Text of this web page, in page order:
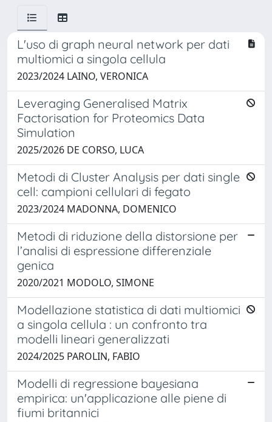
L'uso di graph neural network per dati
multiomici a singola cellula
2023/2024 LAINO, VERONICA
Leveraging Generalised Matrix
Factorisation for Proteomics Data
Simulation
2025/2026 DE CORSO, LUCA
Metodi di Cluster Analysis per dati single
cell: campioni cellulari di fegato
2023/2024 MADONNA, DOMENICO
Metodi di riduzione della distorsione per
l’analisi di espressione differenziale
genica
2020/2021 MODOLO, SIMONE
Modellazione statistica di dati multiomici
a singola cellula : un confronto tra
modelli lineari generalizzati
2024/2025 PAROLIN, FABIO
Modelli di regressione bayesiana
empirica: un'applicazione alle piene di
fiumi britannici